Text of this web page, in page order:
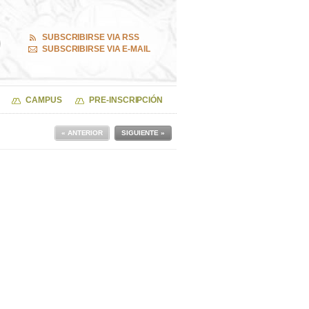
SUBSCRIBIRSE VIA RSS
SUBSCRIBIRSE VIA E-MAIL
CAMPUS PRE-INSCRIPCIÓN
SIGUIENTE »
« ANTERIOR